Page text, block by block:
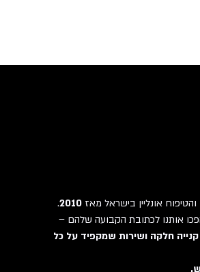
אונליין בישראל מאז 2010
.
אותנו לכתובת הקבועה שלהם –
קנייה חלקה ושירות שמקפיד על כל